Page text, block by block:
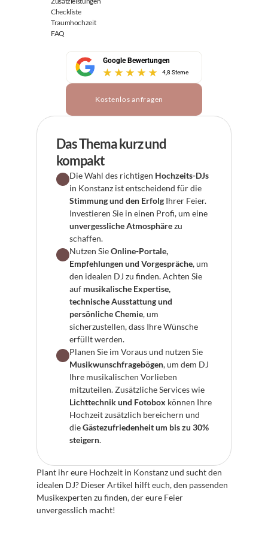
Checkliste
Traumhochzeit
FAQ
Google Bewertungen
4,8 Sterne
Kostenlos anfragen
Das Thema kurz und
kompakt
Die Wahl des richtigen Hochzeits-DJs
Stimmung und den Erfolg Ihrer Feier.
unvergessliche Atmosphäre zu
schaffen.
Nutzen Sie Online-Portale,
Empfehlungen und Vorgespräche, um
den idealen DJ zu finden. Achten Sie
auf musikalische Expertise,
technische Ausstattung und
persönliche Chemie, um
sicherzustellen, dass Ihre Wünsche
erfüllt werden.
Musikwunschfragebögen, um dem DJ
Ihre musikalischen Vorlieben
Lichttechnik und Fotobox können Ihre
Hochzeit zusätzlich bereichern und
die Gästezufriedenheit um bis zu 30%
steigern.
Plant ihr eure Hochzeit in Konstanz und sucht den
idealen DJ? Dieser Artikel hilft euch, den passenden
Musikexperten zu finden, der eure Feier
unvergesslich macht!